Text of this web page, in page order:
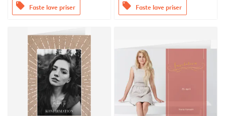
offers Faste lave priser offers Faste lave priser